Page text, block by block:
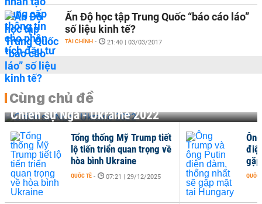
Ấn Độ học tập Trung Quốc “báo cáo láo”
số liệu kinh tế?
TÀI CHÍNH - 21:40 | 03/03/2017
Cùng chủ đề
Chiến sự Nga - Ukraine 2022
Tổng thống Mỹ Trump tiết
lộ tiến triển quan trọng về
hòa bình Ukraine
QUỐC TẾ - 07:21 | 29/12/2025 QUỐC